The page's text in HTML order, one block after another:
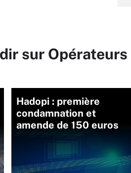
sur
Hadopi : première
condamnation et
amende de 150 euros